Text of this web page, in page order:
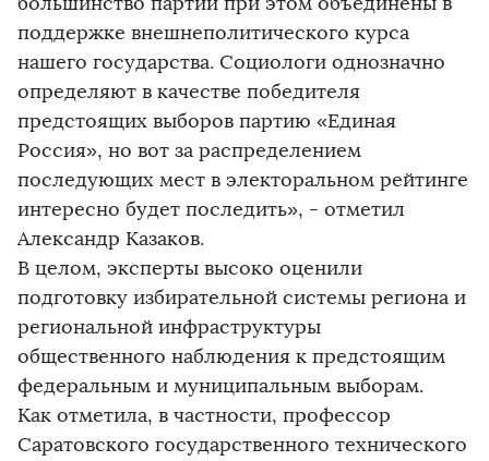
поддержке внешнеполитического курса
нашего государства. Социологи однозначно
определяют в качестве победителя
предстоящих выборов партию «Единая
Россия», но вот за распределением
последующих мест в электоральном рейтинге
интересно будет последить», - отметил
Александр Казаков.
В целом, эксперты высоко оценили
подготовку избирательной системы региона и
региональной инфраструктуры
общественного наблюдения к предстоящим
федеральным и муниципальным выборам.
Как отметила, в частности, профессор
Саратовского государственного технического